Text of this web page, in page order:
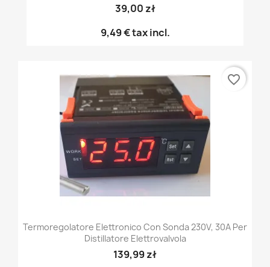
39,00 zł
9,49 €tax incl.
Termoregolatore Elettronico Con Sonda 230V, 30A Per
Distillatore Elettrovalvola
139,99 zł
favorite_border